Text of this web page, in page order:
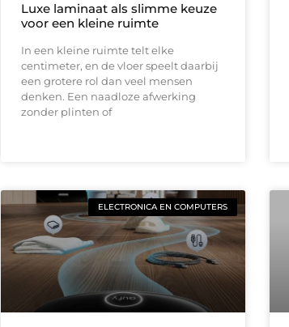
Luxe laminaat als slimme keuze
voor een kleine ruimte
In een kleine ruimte telt elke
centimeter, en de vloer speelt daarbij
een grotere rol dan veel mensen
denken. Een naadloze afwerking
zonder plinten of
ELECTRONICA EN COMPUTERS